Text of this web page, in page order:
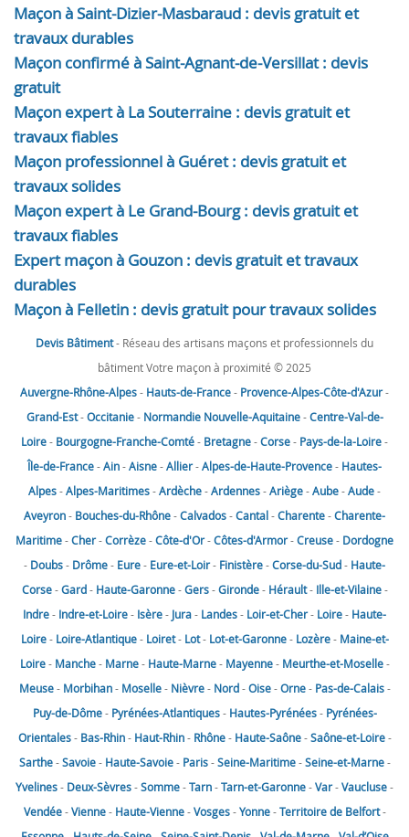
Maçon à Saint-Dizier-Masbaraud : devis gratuit et
travaux durables
Maçon confirmé à Saint-Agnant-de-Versillat : devis
gratuit
Maçon expert à La Souterraine : devis gratuit et
travaux fiables
Maçon professionnel à Guéret : devis gratuit et
travaux solides
Maçon expert à Le Grand-Bourg : devis gratuit et
travaux fiables
Expert maçon à Gouzon : devis gratuit et travaux
durables
Maçon à Felletin : devis gratuit pour travaux solides
Devis Bâtiment- Réseau des artisans maçons et professionnels du
bâtiment Votre maçon à proximité © 2025
Auvergne-Rhône-Alpes- Hauts-de-France- Provence-Alpes-Côte-d'Azur-
Grand-Est-Occitanie- Normandie Nouvelle-Aquitaine-Centre-Val-de-
Loire- Bourgogne-Franche-Comté- Bretagne-Corse- Pays-de-la-Loire-
Île-de-France-Ain-Aisne-Allier-Alpes-de-Haute-Provence- Hautes-
Alpes-Alpes-Maritimes-Ardèche-Ardennes-Ariège-Aube-Aude-
Aveyron- Bouches-du-Rhône-Calvados-Cantal-Charente-Charente-
Maritime-Cher-Corrèze-Côte-d'Or-Côtes-d'Armor-Creuse- Dordogne
- Doubs- Drôme- Eure- Eure-et-Loir- Finistère-Corse-du-Sud- Haute-
Corse-Gard- Haute-Garonne-Gers-Gironde- Hérault- Ille-et-Vilaine-
Indre- Indre-et-Loire- Isère- Jura- Landes- Loir-et-Cher- Loire- Haute-
Loire- Loire-Atlantique- Loiret- Lot- Lot-et-Garonne- Lozère- Maine-et-
Loire- Manche- Marne- Haute-Marne- Mayenne- Meurthe-et-Moselle-
Meuse- Morbihan- Moselle- Nièvre- Nord-Oise-Orne- Pas-de-Calais-
Puy-de-Dôme- Pyrénées-Atlantiques- Hautes-Pyrénées- Pyrénées-
Orientales- Bas-Rhin- Haut-Rhin- Rhône- Haute-Saône-Saône-et-Loire-
Sarthe-Savoie- Haute-Savoie- Paris-Seine-Maritime-Seine-et-Marne-
Yvelines- Deux-Sèvres-Somme-Tarn-Tarn-et-Garonne-Var-Vaucluse-
Vendée-Vienne- Haute-Vienne-Vosges-Yonne-Territoire de Belfort-